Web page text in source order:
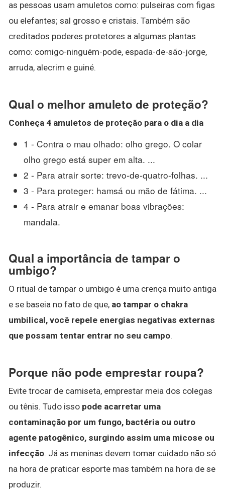
as pessoas usam amuletos como: pulseiras com figas
ou elefantes; sal grosso e cristais. Também são
creditados poderes protetores a algumas plantas
como: comigo-ninguém-pode, espada-de-são-jorge,
arruda, alecrim e guiné.
Qual o melhor amuleto de proteção?
Conheça 4 amuletos de proteção para o dia a dia
1 - Contra o mau olhado: olho grego. O colar
olho grego está super em alta. ...
2 - Para atrair sorte: trevo-de-quatro-folhas. ...
3 - Para proteger: hamsá ou mão de fátima. ...
4 - Para atrair e emanar boas vibrações:
mandala.
Qual a importância de tampar o
umbigo?
O ritual de tampar o umbigo é uma crença muito antiga
e se baseia no fato de que, ao tampar o chakra
umbilical, você repele energias negativas externas
que possam tentar entrar no seu campo.
Porque não pode emprestar roupa?
Evite trocar de camiseta, emprestar meia dos colegas
ou tênis. Tudo isso pode acarretar uma
contaminação por um fungo, bactéria ou outro
agente patogênico, surgindo assim uma micose ou
infecção. Já as meninas devem tomar cuidado não só
na hora de praticar esporte mas também na hora de se
produzir.